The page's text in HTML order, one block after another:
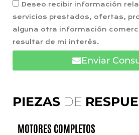
PIEZAS DE
MOTORES COMPLETOS
Deseo recibir información
servicios prestados, ofertas,
alguna otra información
resultar de mi interés.
Enviar